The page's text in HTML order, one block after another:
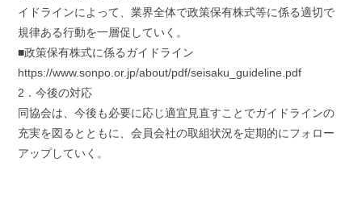
イドラインによって、業界全体で政策保有株式等に係る適切で
規律ある行動を一層促していく。
■政策保有株式に係るガイドライン
https://www.sonpo.or.jp/about/pdf/seisaku_guideline.pdf
2．今後の対応
同協会は、今後も必要に応じ適宜見直すことでガイドラインの
充実を図るとともに、会員会社の取組状況を定期的にフォロー
アップしていく。